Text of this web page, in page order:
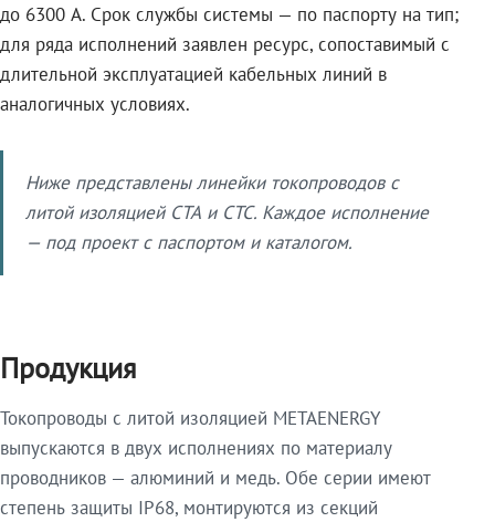
до 6300 А. Срок службы системы — по паспорту на тип;
для ряда исполнений заявлен ресурс, сопоставимый с
длительной эксплуатацией кабельных линий в
аналогичных условиях.
Ниже представлены линейки токопроводов с
литой изоляцией СТА и СТС. Каждое исполнение
— под проект с паспортом и каталогом.
Продукция
Токопроводы с литой изоляцией METAENERGY
выпускаются в двух исполнениях по материалу
проводников — алюминий и медь. Обе серии имеют
степень защиты IP68, монтируются из секций